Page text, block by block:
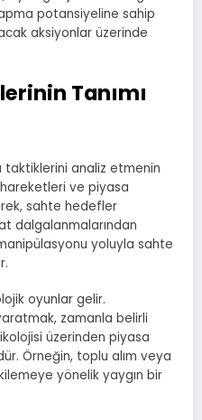
potansiyeline sahip
aksiyonlar üzerinde
Tanımı
analiz etmenin
hareketleri ve piyasa
sahte hedefler
dalgalanmalarından
yoluyla sahte
oyunlar gelir.
zamanla belirli
üzerinden piyasa
Örneğin, toplu alım veya
yönelik yaygın bir